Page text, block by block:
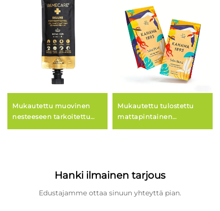
Mukautettu muovinen
nesteeseen tarkoitettu
Mukautettu tulostettu
mattapintainen
Hanki ilmainen tarjous
Edustajamme ottaa sinuun yhteyttä pian.